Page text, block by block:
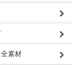
素材